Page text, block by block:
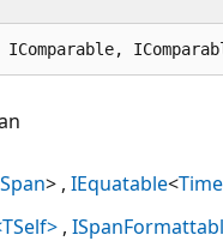
> IEquatable<